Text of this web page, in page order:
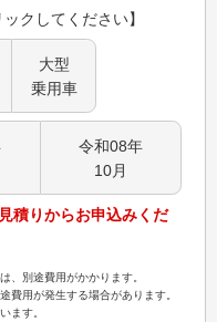
クしてください】
大型
乗用車
令和08年
10月
積りからお申込みくだ
、別途費用がかかります。
費用が発生する場合があります。
ます。